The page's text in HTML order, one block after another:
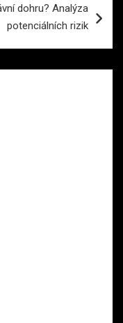
dohru? Analýza
potenciálních rizik